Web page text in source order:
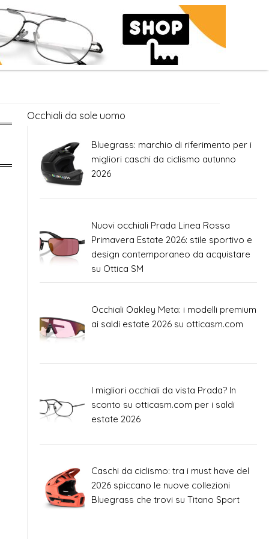
Occhiali da sole uomo
Bluegrass: marchio di riferimento per i
migliori caschi da ciclismo autunno
2026
Nuovi occhiali Prada Linea Rossa
Primavera Estate 2026: stile sportivo e
design contemporaneo da acquistare
su Ottica SM
Occhiali Oakley Meta: i modelli premium
ai saldi estate 2026 su otticasm.com
I migliori occhiali da vista Prada? In
sconto su otticasm.com per i saldi
estate 2026
Caschi da ciclismo: tra i must have del
2026 spiccano le nuove collezioni
Bluegrass che trovi su Titano Sport